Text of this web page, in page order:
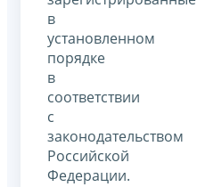
в
установленном
порядке
в
соответствии
с
законодательством
Российской
Федерации.